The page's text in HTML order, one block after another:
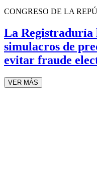
CONGRESO DE LA
La Registraduría
simulacros de
evitar fraude
VER MÁS